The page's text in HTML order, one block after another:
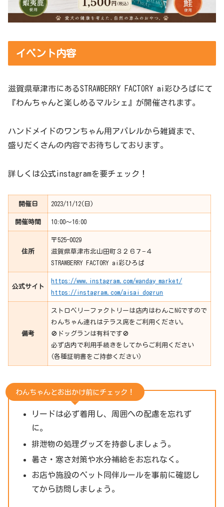
イベント内容
滋賀県草津市にあるSTRAWBERRY FACTORY ai彩ひろばにて
『わんちゃんと楽しめるマルシェ』が開催されます。
ハンドメイドのワンちゃん用アパレルから雑貨まで、
盛りだくさんの内容でお待ちしております。
詳しくは公式instagramを要チェック！
開催日 2023/11/12(日)
開催時間 10:00〜16:00
住所
〒525-0029
滋賀県草津市北山田町３２６７−４
STRAWBERRY FACTORY ai彩ひろば
公式サイト
https://www.instagram.com/wanday_market/
https://instagram.com/aisai_dogrun
備考
ストロベリーファクトリーは店内はわんこNGですので
わんちゃん連れはテラス席をご利用ください。
🚫ドッグランは有料です🚫
必ず店内で利用手続きをしてからご利用ください
(各種証明書をご持参ください)
わんちゃんとお出かけ前にチェック！
リードは必ず着用し、周囲への配慮を忘れず
に。
排泄物の処理グッズを持参しましょう。
暑さ・寒さ対策や水分補給をお忘れなく。
お店や施設のペット同伴ルールを事前に確認し
てから訪問しましょう。